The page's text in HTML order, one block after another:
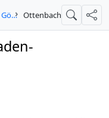
Landkreis Göppingen Ottenbach Suche